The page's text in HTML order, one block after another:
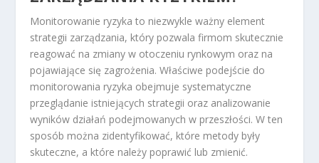
Monitorowanie ryzyka to niezwykle ważny element
strategii zarządzania, który pozwala firmom skutecznie
reagować na zmiany w otoczeniu rynkowym oraz na
pojawiające się zagrożenia. Właściwe podejście do
monitorowania ryzyka obejmuje systematyczne
przeglądanie istniejących strategii oraz analizowanie
wyników działań podejmowanych w przeszłości. W ten
sposób można zidentyfikować, które metody były
skuteczne, a które należy poprawić lub zmienić.